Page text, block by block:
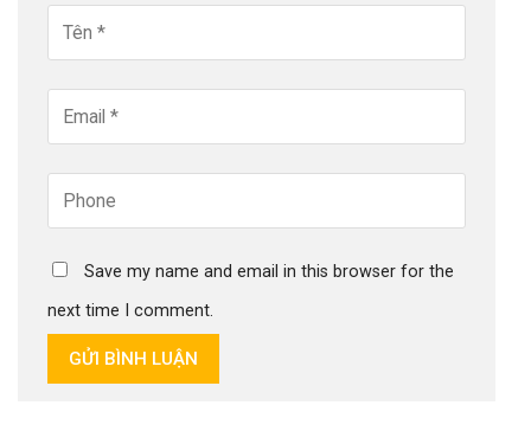
Save my name and email in this browser for the
next time I comment.
GỬI BÌNH LUẬN